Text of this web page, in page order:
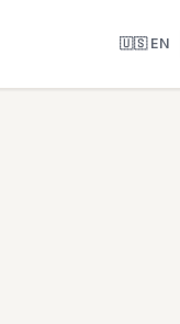
🇺🇸 EN